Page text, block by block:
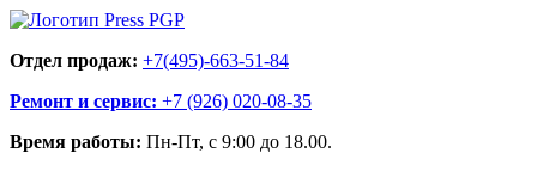
Отдел продаж: +7(495)-663-51-84
Ремонт и сервис: +7 (926) 020-08-35
Время работы: Пн-Пт, с 9:00 до 18.00.